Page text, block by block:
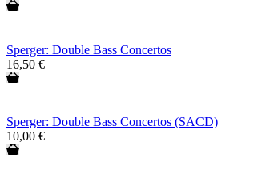
Sperger: Double Bass Concertos
16,50 €
Sperger: Double Bass Concertos (SACD)
10,00 €